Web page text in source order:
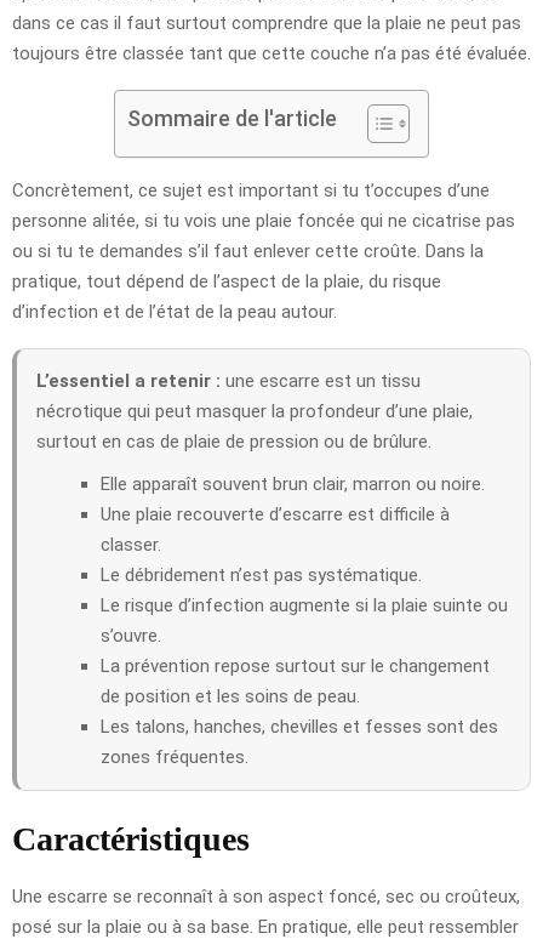
dans ce cas il faut surtout comprendre que la plaie ne peut pas
toujours être classée tant que cette couche n’a pas été évaluée.
Sommaire de l'article
Concrètement, ce sujet est important si tu t’occupes d’une
personne alitée, si tu vois une plaie foncée qui ne cicatrise pas
ou si tu te demandes s’il faut enlever cette croûte. Dans la
pratique, tout dépend de l’aspect de la plaie, du risque
d’infection et de l’état de la peau autour.
L’essentiel a retenir : une escarre est un tissu
nécrotique qui peut masquer la profondeur d’une plaie,
surtout en cas de plaie de pression ou de brûlure.
Elle apparaît souvent brun clair, marron ou noire.
Une plaie recouverte d’escarre est difficile à
classer.
Le débridement n’est pas systématique.
Le risque d’infection augmente si la plaie suinte ou
s’ouvre.
La prévention repose surtout sur le changement
de position et les soins de peau.
Les talons, hanches, chevilles et fesses sont des
zones fréquentes.
Caractéristiques
Une escarre se reconnaît à son aspect foncé, sec ou croûteux,
posé sur la plaie ou à sa base. En pratique, elle peut ressembler